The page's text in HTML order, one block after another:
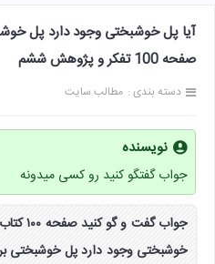
آیا پل خوشبختی وجود دارد پل
صفحه 100 تفکر و پژوهش ششم
دسته بندی : مطالب سایت
نویسنده
جواب گفتگو کنید رو کسی میدونه
جواب
خوشبختی وجود دارد پل خوشبختی